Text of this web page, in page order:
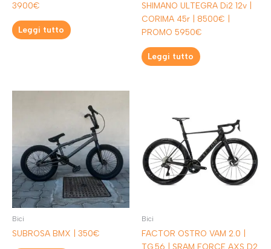
3900€
Leggi tutto
SHIMANO ULTEGRA Di2 12v |
CORIMA 45r | 8500€ |
PROMO 5950€
Leggi tutto
Bici
SUBROSA BMX | 350€
Bici
FACTOR OSTRO VAM 2.0 |
TG.56 | SRAM FORCE AXS D2